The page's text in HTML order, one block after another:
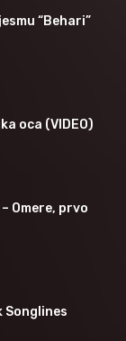
“Behari”
oca (VIDEO)
Omere, prvo
Songlines